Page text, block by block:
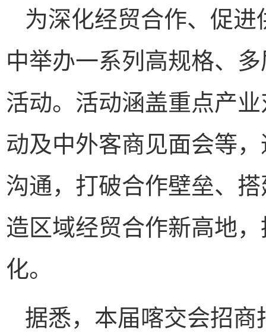
为深化经贸合作、促
中举办一系列高规格、
活动。活动涵盖重点产
动及中外客商见面会等
沟通，打破合作壁垒、
造区域经贸合作新高地
化。
据悉，本届喀交会招